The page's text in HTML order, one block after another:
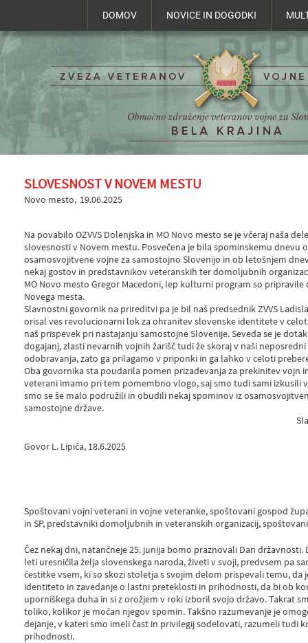
DOMOV NOVICE IN DOGODKI
SLOVESNOST V NOVEM MESTU
Novo mesto 19.06.2025
Na povabilo OZVVS Dolenjska in MO Novo mesto se je včeraj naša
slovesnosti v Novem mestu. Posvečena je bila spominskemu dnevu
osamosvojitvene vojne za samostojno Slovenijo in ob letošnjem
nekaj gostov in predstavnikov veteranskih ter domoljubnih
MO Novo mesto Gregor Macedoni, lep kulturni program so pripravile
Novega mesta.
Slavnostni govornik na prireditvi pa je bil naš predsednik ZVVS
orisal ves revolucionarni lok za ohranitev slovenske identitete v
naš prispevek pri nastajanju samostojne Slovenije. Seveda se je
dogajanj, zlasti nevarnih vojnih žarišč tudi že skoraj v naši
odobravanja, zato ga prilagamo v priponki in ga lahko v celoti
Oba govornika sta poudarila pomen prizadevanja za prekinitev vojn
veterani imamo pri tem pomembno vlogo, saj smo tudi sami izkusili
smo se še malo podružili in obudili nekaj spominov iz
samostojne države.
Slavko
Govor L. Lipiča, 18.6.2025
Spoštovani vojni veterani in vojne veteranke, spoštovani gospod
in SP, predstavniki domoljubnih in veteranskih organizacij,
Čez nekaj dni, natančneje 25. junija bomo praznovali Dan
leti uresničila želja slovenskega naroda, živeti v svoji, predvsem pa
čestitke vsem, ki so skozi stoletja s svojim delom prispevali temu, da
identiteto in zavedanje o lastni preteklosti in prihodnosti, da bi ob
uporniškega duha in si z orožjem v roki izboril svojo državo. Takrat
toliko, kolikor je močan njegov spomin. Takšno razumevanje je
dejanje, v kateri smo imeli čast in privilegij sodelovati, razumeli tudi
prihodnosti.